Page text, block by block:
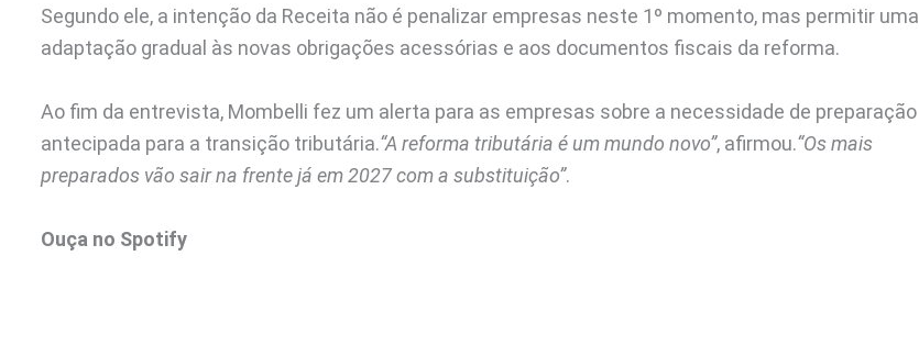
Segundo ele, a intenção da Receita não é penalizar empresas neste 1º momento, mas permitir uma
adaptação gradual às novas obrigações acessórias e aos documentos fiscais da reforma.
Ao fim da entrevista, Mombelli fez um alerta para as empresas sobre a necessidade de preparação
antecipada para a transição tributária.“A reforma tributária é um mundo novo”, afirmou.“Os mais
preparados vão sair na frente já em 2027 com a substituição”.
Ouça no Spotify